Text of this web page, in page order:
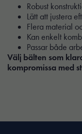
Robust
Lätt att justera
Flera material
Kan enkelt
Passar både
Välj bälten som
kompromissa med